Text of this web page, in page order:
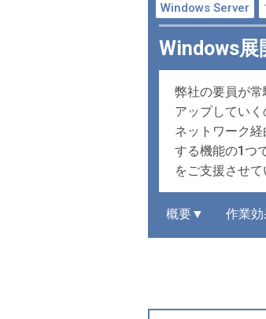
Windows Server
Windows展
弊社の要員が
アップしてい
ネットワーク
する機能の1つ
をご支援させて
概要▼ 作業